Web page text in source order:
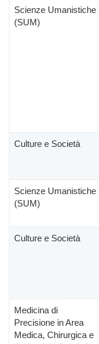
Scienze Umanistiche
(SUM)
Culture e Società
Scienze Umanistiche
(SUM)
Culture e Società
Medicina di
Precisione in Area
Medica, Chirurgica e